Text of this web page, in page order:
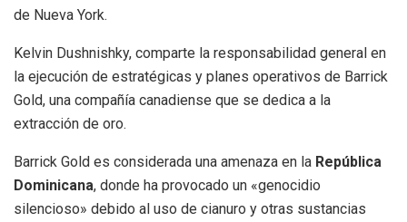
de Nueva York.
Kelvin Dushnishky, comparte la responsabilidad general en
la ejecución de estratégicas y planes operativos de Barrick
Gold, una compañía canadiense que se dedica a la
extracción de oro.
Barrick Gold es considerada una amenaza en la República
Dominicana, donde ha provocado un «genocidio
silencioso» debido al uso de cianuro y otras sustancias